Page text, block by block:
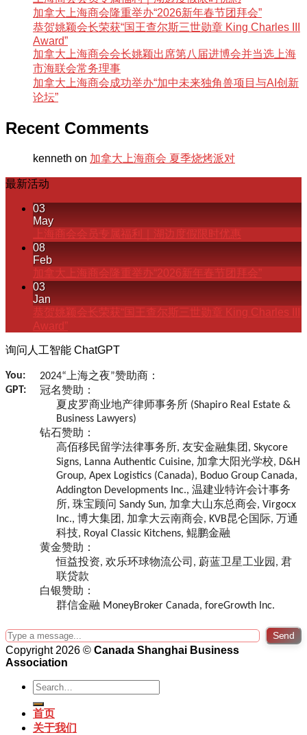
加拿大上海商会隆重举办“2026新年春节团拜会”
恭贺姚颖会长荣获“国王查尔斯三世勋章 King Charles III
Award”
加拿大上海商会会长姚颖出席第八届进博会并当选上海
市海联会常务理事
加拿大上海商会成功举办“加中未来独角兽项目与AI创新
论坛”
Recent Comments
kenneth on 加拿大上海商会 夏季烧烤派对
最新活动
03
May
上海商会会员专属福利｜湖边度假限时优惠
08
Feb
加拿大上海商会隆重举办“2026新年春节团拜会”
03
Jan
恭贺姚颖会长荣获“国王查尔斯三世勋章 King Charles III
Award”
询问人工智能 ChatGPT
You:
2024“上海之夜”赞助商：
GPT:
冠名赞助：
夏皮罗商业地产律师事务所 (Shapiro Real Estate &
Business Lawyers)
钻石赞助：
高佰移民留学法律事务所, 友安金融集团, Skycore
Signs, Lanna Authentic Cuisine, 加拿大阳光学校, D&H
Group, Apex Logistics (Canada), Boduo Group Canada,
Addington Developments Inc., 温建业特许会计事务
所, 珠宝顾问 Sandy Sun, 加拿大山东总商会, Virgocx
Inc., 博大集团, 加拿大云南商会, KVB昆仑国际, 万通
科技, Royal Classic Kitchens, 鲲鹏金融
黄金赞助：
恒益投资, 欢乐环球物流公司, 蔚蓝卫星工业园, 君
联贷款
白银赞助：
群信金融 MoneyBroker Canada, foreGrowth Inc.
Send
Copyright 2026 © Canada Shanghai Business
Association
首页
关于我们